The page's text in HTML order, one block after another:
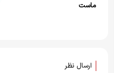
ماست
ارسال نظر